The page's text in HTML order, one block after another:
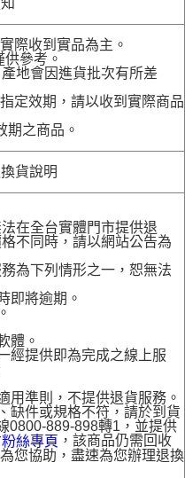
際收到實品為主。
參考。
地會因進貨批次有所差
定效期，請以收到實際商品
期之商品。
貨說明
在全台實體門市提供退
不同時，請以網站公告為
為下列情形之一，恕無法
即將逾期。
體。
經提供即為完成之線上服
用準則，不提供退貨服務。
缺件或規格不符，請於到貨
0800-889-898轉1，並提供
絲專頁 ，該商品仍需回收
您協助，盡速為您辦理退換